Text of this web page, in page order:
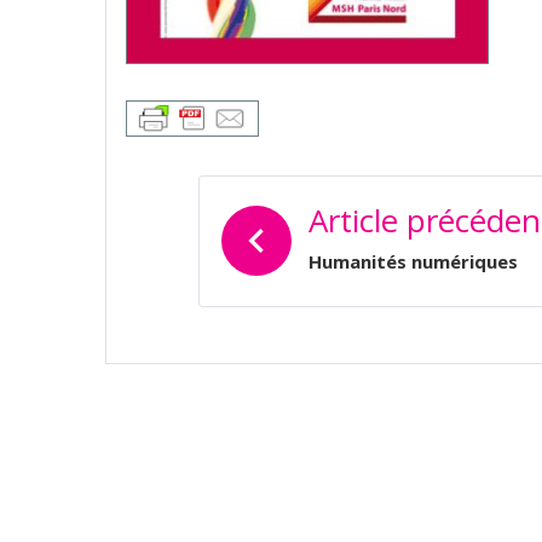
NAVIGATION
DE
L’ARTICLE
Article
Humanités numériques